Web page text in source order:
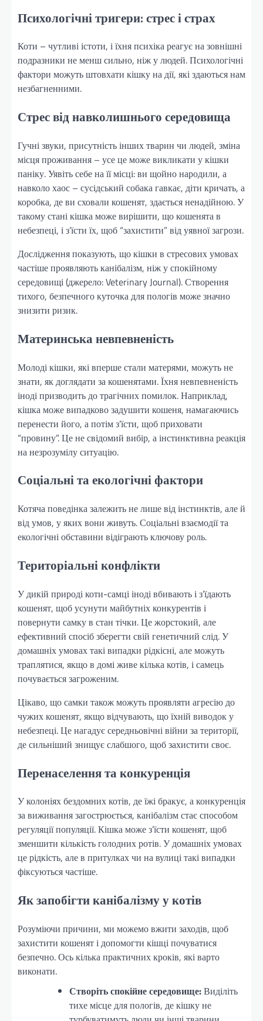
Психологічні тригери: стрес і страх
Коти – чутливі істоти, і їхня психіка реагує на зовнішні
подразники не менш сильно, ніж у людей. Психологічні
фактори можуть штовхати кішку на дії, які здаються нам
незбагненними.
Стрес від навколишнього середовища
Гучні звуки, присутність інших тварин чи людей, зміна
місця проживання – усе це може викликати у кішки
паніку. Уявіть себе на її місці: ви щойно народили, а
навколо хаос – сусідський собака гавкає, діти кричать, а
коробка, де ви сховали кошенят, здається ненадійною. У
такому стані кішка може вирішити, що кошенята в
небезпеці, і з’їсти їх, щоб “захистити” від уявної загрози.
Дослідження показують, що кішки в стресових умовах
частіше проявляють канібалізм, ніж у спокійному
середовищі (джерело: Veterinary Journal). Створення
тихого, безпечного куточка для пологів може значно
знизити ризик.
Материнська невпевненість
Молоді кішки, які вперше стали матерями, можуть не
знати, як доглядати за кошенятами. Їхня невпевненість
іноді призводить до трагічних помилок. Наприклад,
кішка може випадково задушити кошеня, намагаючись
перенести його, а потім з’їсти, щоб приховати
“провину”. Це не свідомий вибір, а інстинктивна реакція
на незрозумілу ситуацію.
Соціальні та екологічні фактори
Котяча поведінка залежить не лише від інстинктів, але й
від умов, у яких вони живуть. Соціальні взаємодії та
екологічні обставини відіграють ключову роль.
Територіальні конфлікти
У дикій природі коти-самці іноді вбивають і з’їдають
кошенят, щоб усунути майбутніх конкурентів і
повернути самку в стан тічки. Це жорстокий, але
ефективний спосіб зберегти свій генетичний слід. У
домашніх умовах такі випадки рідкісні, але можуть
траплятися, якщо в домі живе кілька котів, і самець
почувається загроженим.
Цікаво, що самки також можуть проявляти агресію до
чужих кошенят, якщо відчувають, що їхній виводок у
небезпеці. Це нагадує середньовічні війни за території,
де сильніший знищує слабшого, щоб захистити своє.
Перенаселення та конкуренція
У колоніях бездомних котів, де їжі бракує, а конкуренція
за виживання загострюється, канібалізм стає способом
регуляції популяції. Кішка може з’їсти кошенят, щоб
зменшити кількість голодних ротів. У домашніх умовах
це рідкість, але в притулках чи на вулиці такі випадки
фіксуються частіше.
Як запобігти канібалізму у котів
Розуміючи причини, ми можемо вжити заходів, щоб
захистити кошенят і допомогти кішці почуватися
безпечно. Ось кілька практичних кроків, які варто
виконати.
Створіть спокійне середовище:Виділіть
тихе місце для пологів, де кішку не